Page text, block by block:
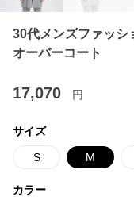
30代メンズファッシ
オーバーコート
17,070 円
サイズ
S M
カラー